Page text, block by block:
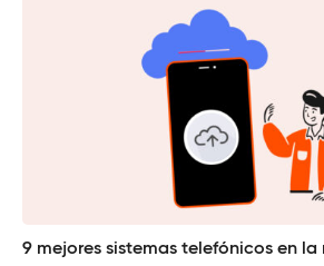
9 mejores sistemas telefónicos en la